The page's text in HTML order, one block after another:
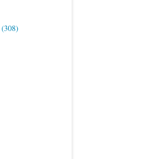
(308)